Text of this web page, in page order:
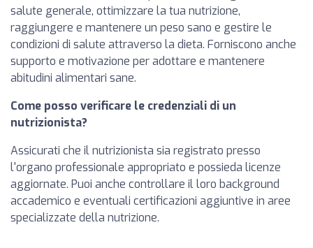
salute generale, ottimizzare la tua nutrizione,
raggiungere e mantenere un peso sano e gestire le
condizioni di salute attraverso la dieta. Forniscono anche
supporto e motivazione per adottare e mantenere
abitudini alimentari sane.
Come posso verificare le credenziali di un
nutrizionista?
Assicurati che il nutrizionista sia registrato presso
l'organo professionale appropriato e possieda licenze
aggiornate. Puoi anche controllare il loro background
accademico e eventuali certificazioni aggiuntive in aree
specializzate della nutrizione.